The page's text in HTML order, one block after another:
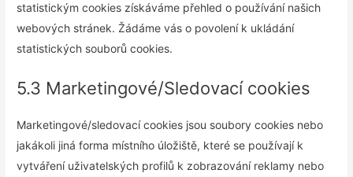
statistickým cookies získáváme přehled o používání našich
webových stránek. Žádáme vás o povolení k ukládání
statistických souborů cookies.
5.3 Marketingové/Sledovací cookies
Marketingové/sledovací cookies jsou soubory cookies nebo
jakákoli jiná forma místního úložiště, které se používají k
vytváření uživatelských profilů k zobrazování reklamy nebo